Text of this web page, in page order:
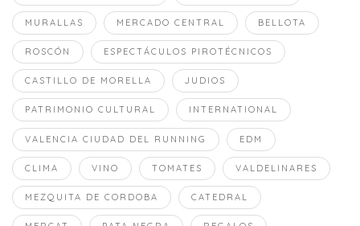
MURALLAS MERCADO CENTRAL BELLOTA
ROSCÓN ESPECTÁCULOS PIROTÉCNICOS
CASTILLO DE MORELLA JUDIOS
PATRIMONIO CULTURAL INTERNATIONAL
VALENCIA CIUDAD DEL RUNNING EDM
CLIMA VINO TOMATES VALDELINARES
MEZQUITA DE CORDOBA CATEDRAL